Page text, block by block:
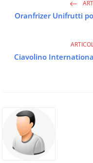
Oranfrizer Unifrutti
Ciavolino